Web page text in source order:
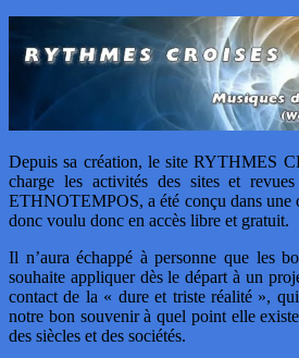
Depuis sa création, le site RYTHMES
charge les activités des sites et
ETHNOTEMPOS, a été conçu dans une
donc voulu donc en accès libre et gratuit.
Il n’aura échappé à personne que les
souhaite appliquer dès le départ à un
contact de la « dure et triste réalité »,
notre bon souvenir à quel point elle
des siècles et des sociétés.